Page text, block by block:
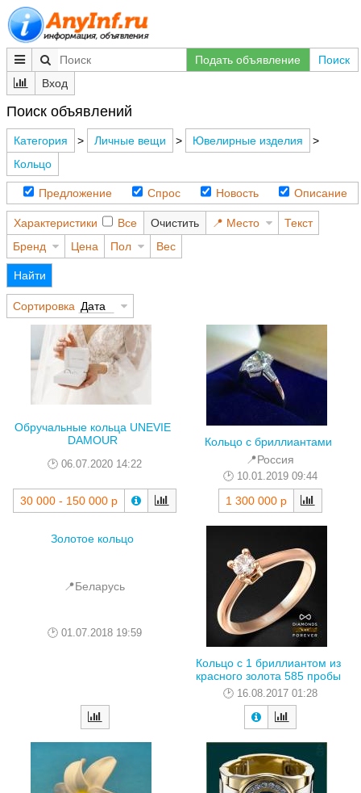
Подать объявление
Поиск
Вход
Поиск объявлений
Категория > Личные вещи > Ювелирные изделия
>
Кольцо
Предложение Спрос Новость Описание
Характеристики Все Очистить Место
Текст
Бренд
Цена Пол Вес
Найти
Сортировка Дата
Обручальные кольца UNEVIE
DAMOUR
06.07.2020 14:22
30 000 - 150 000 р
Кольцо с бриллиантами
📍Россия
10.01.2019 09:44
1 300 000 р
Золотое кольцо
📍Беларусь
01.07.2018 19:59
Кольцо с 1 бриллиантом из
красного золота 585 пробы
16.08.2017 01:28